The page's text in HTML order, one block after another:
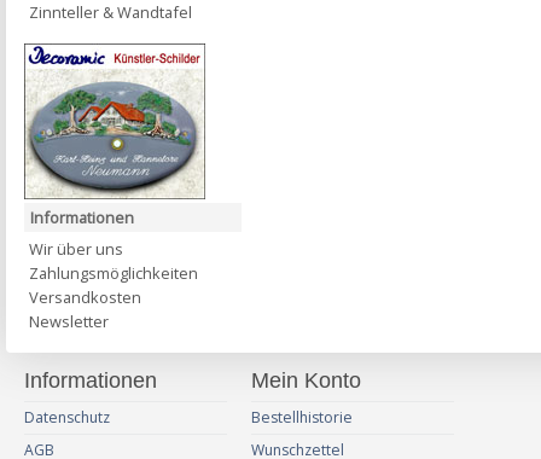
Zinnteller & Wandtafel
Informationen
Wir über uns
Zahlungsmöglichkeiten
Versandkosten
Newsletter
Informationen
Datenschutz
AGB
Mein Konto
Bestellhistorie
Wunschzettel